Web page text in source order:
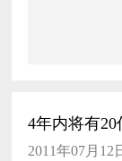
4年内将有
2011年07月